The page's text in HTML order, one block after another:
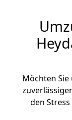
Möchten
den